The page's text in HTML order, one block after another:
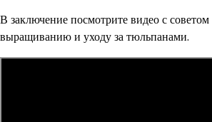
В заключение посмотрите видео с
выращиванию и уходу за тюльпанами.